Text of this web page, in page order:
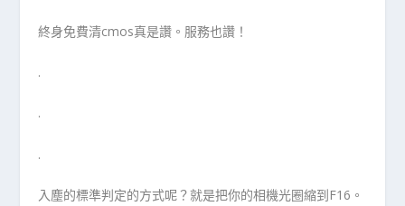
終身免費清cmos真是讚。服務也讚！
.
.
.
入塵的標準判定的方式呢？就是把你的相機光圈縮到F16。